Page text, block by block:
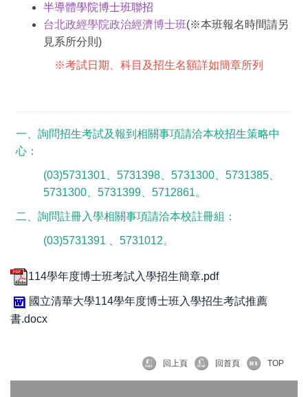
半導體學院博士班聯招
台北政經學院政治經濟博士班(※本班報名時間請另
見系所分則)
※考試日期、科目及招生名額詳如簡章所列
一、詢問招生考試及報到相關事項請洽本校招生策略中
心：
(03)5731301 、5731398、5731300、5731385、
5731300、5731399、5712861。
二、詢問註冊入學相關事項請洽本校註冊組：
(03)5731391 、5731012。
114學年度博士班考試入學招生簡章.pdf
國立清華大學114學年度博士班入學招生考試推薦
書.docx
回上頁 回首頁 TOP